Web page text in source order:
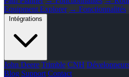
Equipment Explorer → Fonctionnalités
Intégrations
John Deere Trimble CNH
Blog Support Contact